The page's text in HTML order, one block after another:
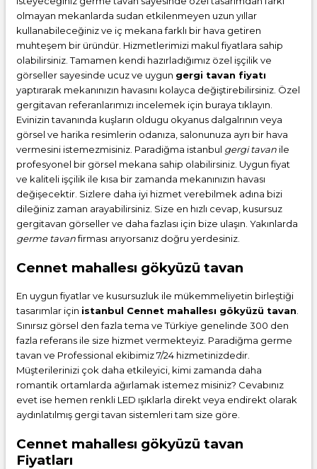
olmayan mekanlarda sudan etkilenmeyen uzun yıllar
kullanabileceğiniz ve iç mekana farklı bir hava getiren
muhteşem bir üründür. Hizmetlerimizi makul fiyatlara sahip
olabilirsiniz. Tamamen kendi hazırladığımız özel işçilik ve
görseller sayesinde ucuz ve uygun gergi tavan fiyatı
yaptırarak mekanınızın havasını kolayca değiştirebilirsiniz. Özel
gergitavan referanlarımızı incelemek için buraya tıklayın.
Evinizin tavanında kuşların oldugu okyanus dalgalrının veya
görsel ve harika resimlerin odanıza, salonunuza ayrı bir hava
vermesini istemezmisiniz. Paradiğma istanbul gergi tavan ile
profesyonel bir görsel mekana sahip olabilirsiniz. Uygun fiyat
ve kaliteli işçilik ile kısa bir zamanda mekanınızın havası
değişecektir. Sizlere daha iyi hizmet verebilmek adına bizi
dileğiniz zaman arayabilirsiniz. Size en hızlı cevap, kusursuz
gergitavan görseller ve daha fazlası için bize ulaşın. Yakınlarda
germe tavanfirması arıyorsanız doğru yerdesiniz.
Cennet mahallesı gökyüzü tavan
En uygun fiyatlar ve kusursuzluk ile mükemmeliyetin birleştiği
tasarımlar için istanbul Cennet mahallesı gökyüzü tavan.
Sınırsız görsel den fazla tema ve Türkiye genelinde 300 den
fazla referans ile size hizmet vermekteyiz. Paradiğma germe
tavan ve Professional ekibimiz 7/24 hizmetinizdedir.
Müşterilerinizi çok daha etkileyici, kimi zamanda daha
romantik ortamlarda ağırlamak istemez misiniz? Cevabınız
evet ise hemen renkli LED ışıklarla direkt veya endirekt olarak
aydınlatılmış gergi tavan sistemleri tam size göre.
Cennet mahallesı gökyüzü tavan
Fiyatları